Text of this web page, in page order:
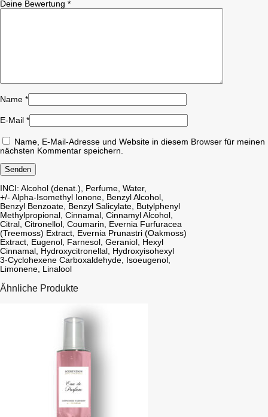
Deine Bewertung *
Name *
E-Mail *
Name, E-Mail-Adresse und Website in diesem Browser für meinen
nächsten Kommentar speichern.
INCI: Alcohol (denat.), Perfume, Water,
+/- Alpha-Isomethyl Ionone, Benzyl Alcohol,
Benzyl Benzoate, Benzyl Salicylate, Butylphenyl
Methylpropional, Cinnamal, Cinnamyl Alcohol,
Citral, Citronellol, Coumarin, Evernia Furfuracea
(Treemoss) Extract, Evernia Prunastri (Oakmoss)
Extract, Eugenol, Farnesol, Geraniol, Hexyl
Cinnamal, Hydroxycitronellal, Hydroxyisohexyl
3-Cyclohexene Carboxaldehyde, Isoeugenol,
Limonene, Linalool
Ähnliche Produkte